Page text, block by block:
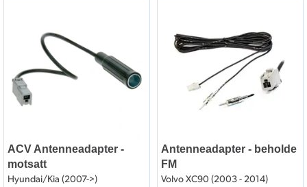
ACV Antenneadapter -
motsatt
Hyundai/Kia (2007->)
Antenneadapter - beholde
FM
Volvo XC90 (2003 - 2014)